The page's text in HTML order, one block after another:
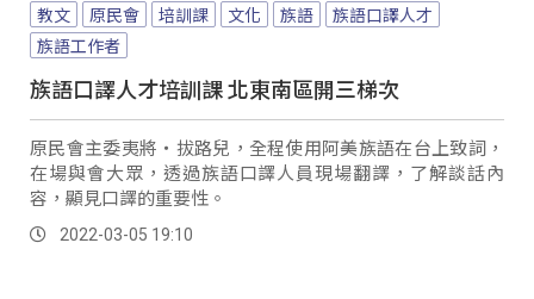
教文 原民會 培訓課 文化 族語
族語口譯人才
族語工作者
族語口譯人才培訓課 北東南區開三梯次
原民會主委夷將‧拔路兒，全程使用阿美族語在台上致詞，
在場與會大眾，透過族語口譯人員現場翻譯，了解談話內
容，顯見口譯的重要性。
2022-03-05 19:10